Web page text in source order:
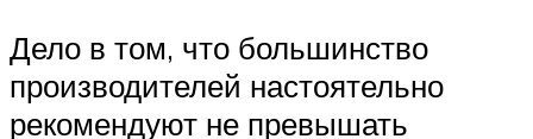
Дело в том, что большинство
производителей настоятельно
рекомендуют не превышать